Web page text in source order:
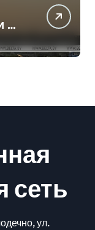
о
сеть
ул.